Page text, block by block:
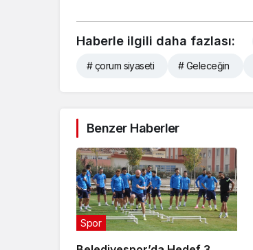
Haberle ilgili daha fazlası:
# çorum siyaseti # Geleceğin
Benzer Haberler
Spor